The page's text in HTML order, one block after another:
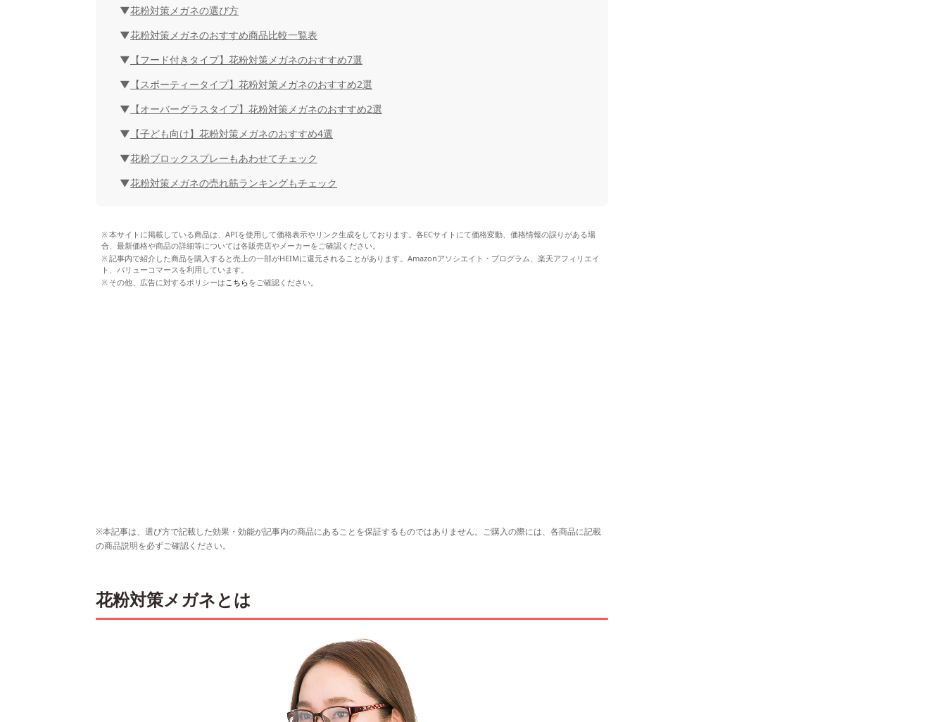
花粉対策メガネの選び方
花粉対策メガネのおすすめ商品比較一覧表
【フード付きタイプ】花粉対策メガネのおすすめ7選
【スポーティータイプ】花粉対策メガネのおすすめ2選
【オーバーグラスタイプ】花粉対策メガネのおすすめ2選
【子ども向け】花粉対策メガネのおすすめ4選
花粉ブロックスプレーもあわせてチェック
花粉対策メガネの売れ筋ランキングもチェック
本サイトに掲載している商品は、APIを使用して価格表示やリンク生成をしております。各ECサイトにて価格変動、価格情報の誤りがある場
合、最新価格や商品の詳細等については各販売店やメーカーをご確認ください。
記事内で紹介した商品を購入すると売上の一部がHEIMに還元されることがあります。Amazonアソシエイト・プログラム、楽天アフィリエイ
ト、バリューコマースを利用しています。
その他、広告に対するポリシーは こちらをご確認ください。
※本記事は、選び方で記載した効果・効能が記事内の商品にあることを保証するものではありません。ご購入の際には、各商品に記載
の商品説明を必ずご確認ください。
花粉対策メガネとは